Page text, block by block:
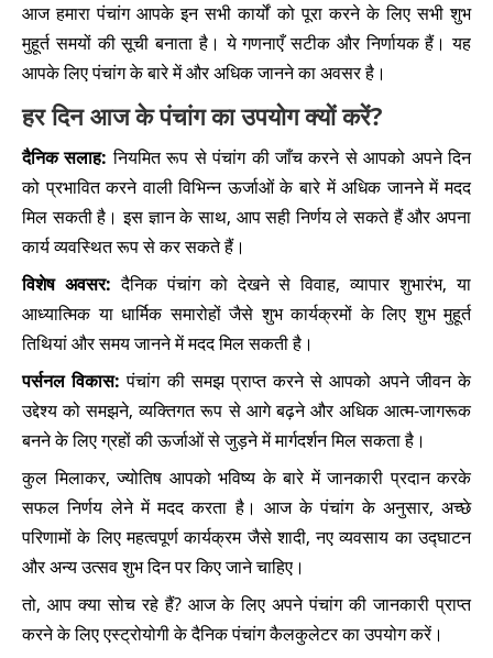
आज हमारा पंचांग आपके इन सभी कार्यों को पूरा करने के लिए सभी शुभ
मुहूर्त समयों की सूची बनाता है। ये गणनाएँ सटीक और निर्णायक हैं। यह
आपके लिए पंचांग के बारे में और अधिक जानने का अवसर है।
हर दिन आज के पंचांग का उपयोग क्यों करें?
दैनिक सलाह: नियमित रूप से पंचांग की जाँच करने से आपको अपने दिन
को प्रभावित करने वाली विभिन्न ऊर्जाओं के बारे में अधिक जानने में मदद
मिल सकती है। इस ज्ञान के साथ, आप सही निर्णय ले सकते हैं और अपना
कार्य व्यवस्थित रूप से कर सकते हैं।
विशेष अवसर: दैनिक पंचांग को देखने से विवाह, व्यापार शुभारंभ, या
आध्यात्मिक या धार्मिक समारोहों जैसे शुभ कार्यक्रमों के लिए शुभ मुहूर्त
तिथियां और समय जानने में मदद मिल सकती है।
पर्सनल विकास: पंचांग की समझ प्राप्त करने से आपको अपने जीवन के
उद्देश्य को समझने, व्यक्तिगत रूप से आगे बढ़ने और अधिक आत्म-जागरूक
बनने के लिए ग्रहों की ऊर्जाओं से जुड़ने में मार्गदर्शन मिल सकता है।
कुल मिलाकर, ज्योतिष आपको भविष्य के बारे में जानकारी प्रदान करके
सफल निर्णय लेने में मदद करता है। आज के पंचांग के अनुसार, अच्छे
परिणामों के लिए महत्वपूर्ण कार्यक्रम जैसे शादी, नए व्यवसाय का उद्घाटन
और अन्य उत्सव शुभ दिन पर किए जाने चाहिए।
तो, आप क्या सोच रहे हैं? आज के लिए अपने पंचांग की जानकारी प्राप्त
करने के लिए एस्ट्रोयोगी के दैनिक पंचांग कैलकुलेटर का उपयोग करें।